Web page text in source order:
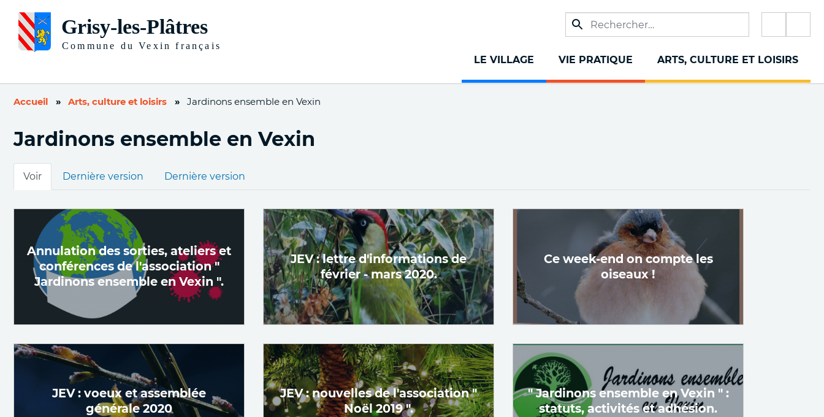
LE VILLAGE VIE PRATIQUE ARTS, CULTURE ET LOISIRS
Accueil Arts, culture et loisirs Jardinons ensemble en Vexin
Jardinons ensemble en Vexin
Onglets
Voir Dernière version Dernière version
Annulation des sorties, ateliers et
conférences de l'association "
Jardinons ensemble en Vexin ".
JEV : lettre d'informations de
février - mars 2020.
Ce week-end on compte les
oiseaux !
JEV : voeux et assemblée
générale 2020
JEV : nouvelles de l'association "
Noël 2019 ".
" Jardinons ensemble en Vexin " :
statuts, activités et adhésion.